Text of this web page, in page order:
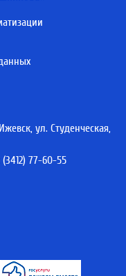
ул. Студенческая,
(3412) 77-60-55